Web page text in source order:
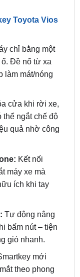
Toyota Vios
chỉ bằng một
ổ. Đề nổ từ xa
làm mát/nóng
cửa khi rời xe,
ngắt chế độ
quả nhờ công
Kết nối
máy xe mà
ích khi tay
Tự động nâng
bấm nút – tiện
gió nhanh.
mới
theo phong